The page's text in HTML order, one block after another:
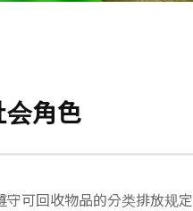
角色
守可回收物品的分类排放规定